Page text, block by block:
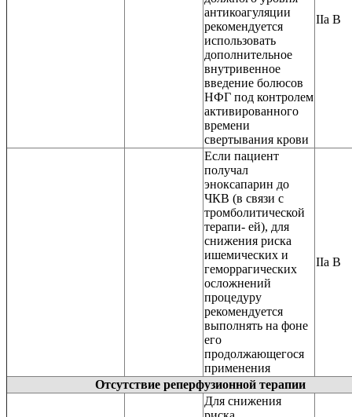
антикоагуляции
рекомендуется
использовать
дополнительное
внутривенное
введение болюсов
НФГ под контролем
активированного
времени
свертывания крови
IIa B
Если пациент
получал
эноксапарин до
ЧКВ (в связи c
тромболитической
терапи- ей), для
снижения риска
ишемических и
геморрагических
осложнений
процедуру
рекомендуется
выполнять на фоне
его
продолжающегося
применения
IIa B
Отсутствие реперфузионной терапии
Для снижения